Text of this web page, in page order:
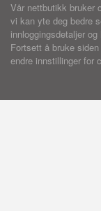
Vår nettbutikk bruker
vi kan yte deg bedre
innloggingsdetaljer
Fortsett å bruke
endre innstillinger for